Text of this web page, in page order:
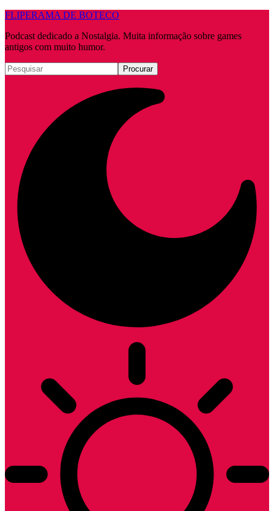
FLIPERAMA DE BOTECO
Podcast dedicado a Nostalgia. Muita informação sobre games
antigos com muito humor.